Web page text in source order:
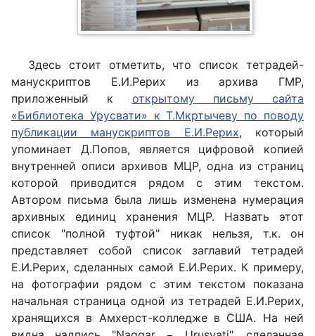
Здесь стоит отметить, что список тетрадей-
манускриптов Е.И.Рерих из архива ГМР,
приложенный к открытому письму сайта
«Библиотека Урусвати» к Т.Мкртычеву по поводу
публикации манускриптов Е.И.Рерих, который
упоминает Д.Попов, является цифровой копией
внутренней описи архивов МЦР, одна из страниц
которой приводится рядом с этим текстом.
Автором письма была лишь изменена нумерация
архивных единиц хранения МЦР. Назвать этот
список "полной туфтой" никак нельзя, т.к. он
представляет собой список заглавий тетрадей
Е.И.Рерих, сделанных самой Е.И.Рерих. К примеру,
на фотографии рядом с этим текстом показана
начальная страница одной из тетрадей Е.И.Рерих,
хранящихся в Амхерст-колледже в США. На ней